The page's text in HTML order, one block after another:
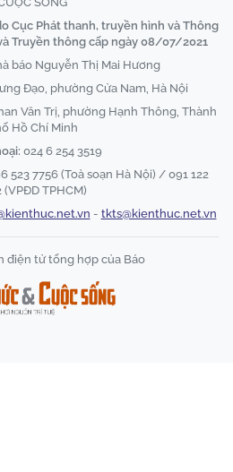
Cục Phát thanh, truyền hình và Thông
Truyền thông cấp ngày 08/07/2021
báo Nguyễn Thị Mai Hương
Đạo, phường Cửa Nam, Hà Nội
Văn Trị, phường Hạnh Thông, Thành
Hồ Chí Minh
024 6 254 3519
523 7756 (Toà soạn Hà Nội) / 091 122
(VPĐD TPHCM)
- tkts@kienthuc.net.vn
điện tử tổng hợp của Báo